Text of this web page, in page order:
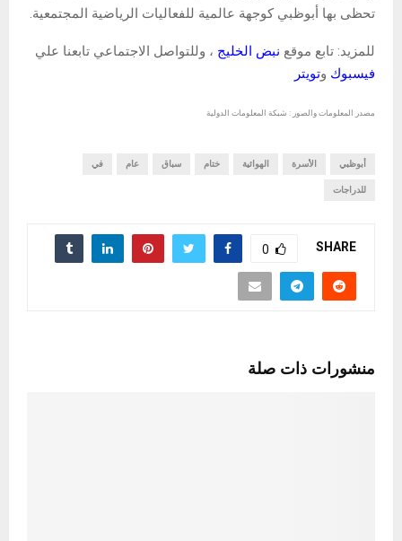
تحظى بها أبوظبي كوجهة عالمية للفعاليات الرياضية المجتمعية.
للمزيد: تابع موقع نبض الخليج ، وللتواصل الاجتماعي تابعنا علي
فيسبوك وتويتر
مصدر المعلومات والصور : شبكة المعلومات الدولية
أبوظبي الأسرة الهوائية ختام سباق عام في
للدراجات
SHARE
0
منشورات ذات صلة